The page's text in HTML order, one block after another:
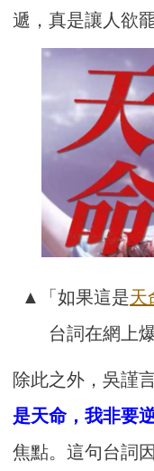
遞，真是讓人欲
▲「如果這是天
台詞在網上
除此之外，吳謹
是天命，我非要
焦點。這句台詞